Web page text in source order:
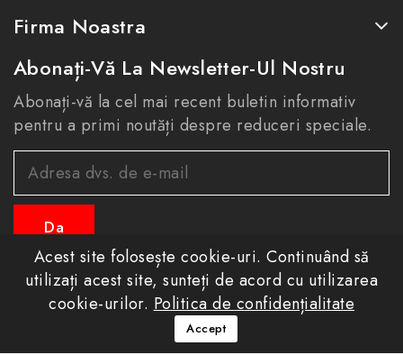
Firma Noastra
Abonați-Vă La Newsletter-Ul Nostru
Abonați-vă la cel mai recent buletin informativ
pentru a primi noutăți despre reduceri speciale.
Acest site folosește cookie-uri. Continuând să
utilizați acest site, sunteți de acord cu utilizarea
cookie-urilor. Politica de confidențialitate
Accept
© 2026 - eastconfort.ro toate drepturile rezervate
Aveți întrebări? Sunați-ne!